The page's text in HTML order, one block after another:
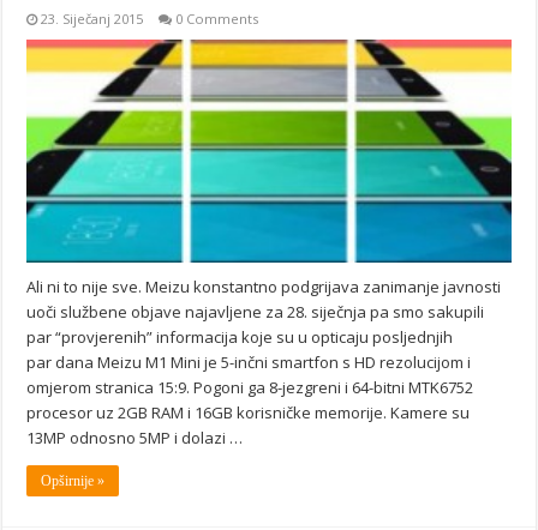
23. Siječanj 2015 0 Comments
Ali ni to nije sve. Meizu konstantno podgrijava zanimanje javnosti
uoči službene objave najavljene za 28. siječnja pa smo sakupili
par “provjerenih” informacija koje su u opticaju posljednjih
par dana Meizu M1 Mini je 5-inčni smartfon s HD rezolucijom i
omjerom stranica 15:9. Pogoni ga 8-jezgreni i 64-bitni MTK6752
procesor uz 2GB RAM i 16GB korisničke memorije. Kamere su
13MP odnosno 5MP i dolazi …
Opširnije »